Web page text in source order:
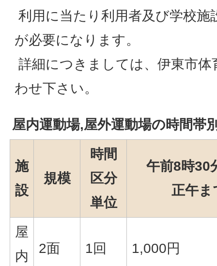
利用に当たり利用者及び学校施
が必要になります。
詳細につきましては、伊東市体
わせ下さい。
屋内運動場,屋外運動場の時間帯
施
設
規模
時間
区分
単位
午前8時30
正午ま
屋
内
2面 1回 1,000円